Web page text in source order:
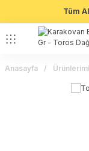
Tüm
Anasayfa